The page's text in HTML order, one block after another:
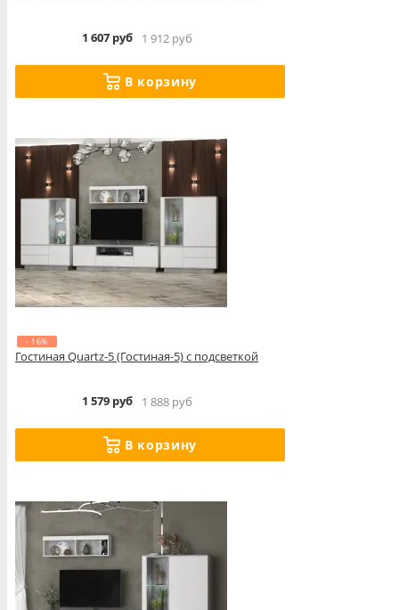
1 607 руб 1 912 руб
В корзину
- 16%
Гостиная Quartz-5 (Гостиная-5) с подсветкой
1 579 руб 1 888 руб
В корзину